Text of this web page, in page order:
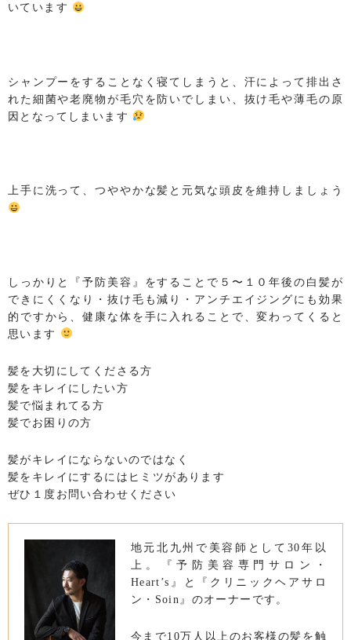
いています
シャンプーをすることなく寝てしまうと、汗によって排出さ
れた細菌や老廃物が毛穴を防いでしまい、抜け毛や薄毛の原
因となってしまいます
上手に洗って、つややかな髪と元気な頭皮を維持しましょう
しっかりと『予防美容』をすることで５〜１０年後の白髪が
できにくくなり・抜け毛も減り・アンチエイジングにも効果
的ですから、健康な体を手に入れることで、変わってくると
思います
髪を大切にしてくださる方
髪をキレイにしたい方
髪で悩まれてる方
髪でお困りの方
髪がキレイにならないのではなく
髪をキレイにするにはヒミツがあります
ぜひ１度お問い合わせください
地元北九州で美容師として30年以
上。『予防美容専門サロン・
Heart’s』と『クリニックヘアサロ
ン・Soin』のオーナーです。
今まで10万人以上のお客様の髪を触